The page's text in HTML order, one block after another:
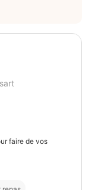
faire de vos